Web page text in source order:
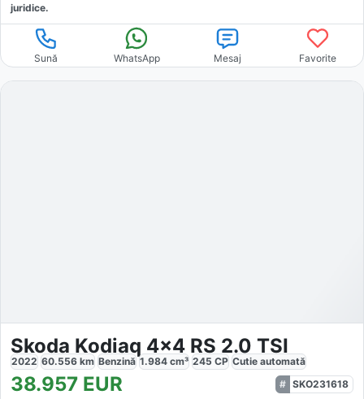
juridice.
Sună WhatsApp Mesaj Favorite
Skoda Kodiaq 4x4 RS 2.0 TSI
2022 60.556 km Benzină 1.984 cm³ 245 CP Cutie automată
38.957 EUR
SKO231618